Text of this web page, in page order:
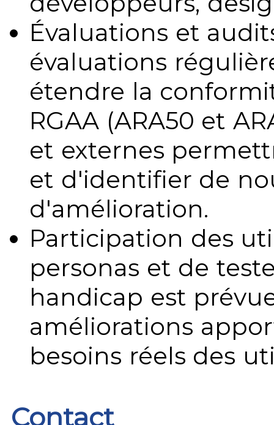
Évaluations et
évaluations
étendre la
RGAA (ARA50 et
et externes
et d'identifier de
d'amélioration.
Participation des
personas et de
handicap est
améliorations
besoins réels des
Contact